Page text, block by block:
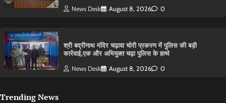
News Desk August 8, 2026 0
श्री बद्रीनाथ मंदिर चढ़ावा चोरी प्रकरण में पुलिस की बड़ी
कार्रवाई,एक और अभियुक्त चढ़ा पुलिस के हत्थे
News Desk August 8, 2026 0
Trending News